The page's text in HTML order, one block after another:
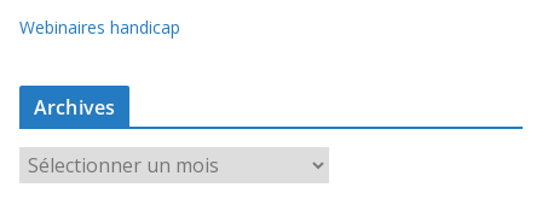
Webinaires handicap
Archives
r